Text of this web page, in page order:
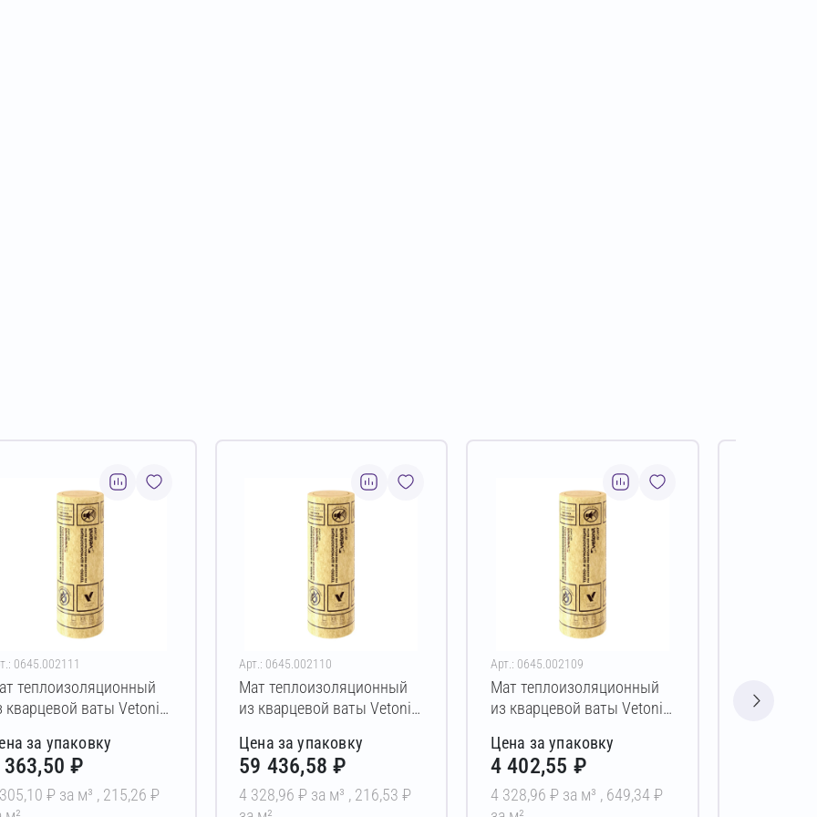
0645.002111
теплоизоляционный
кварцевой ваты Vetonit
за упаковку
363,50 ₽
₽ за м³ , 215,26 ₽
Арт.: 0645.002110
Мат теплоизоляционный
из кварцевой ваты Vetonit
мм
Цена за упаковку
59 436,58 ₽
4 328,96 ₽ за м³ , 216,53 ₽
Арт.: 0645.002109
Мат теплоизоляционный
из кварцевой ваты Vetonit
мм
Цена за упаковку
4 402,55 ₽
4 328,96 ₽ за м³ , 649,34 ₽
из